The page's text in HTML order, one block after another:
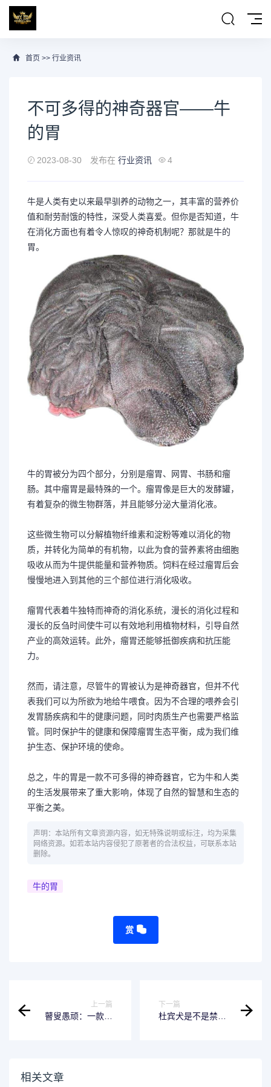
首页 >> 行业资讯
不可多得的神奇器官——牛
的胃
2023-08-30 发布在 行业资讯 4
牛是人类有史以来最早驯养的动物之一，其丰富的营养价
值和耐劳耐饿的特性，深受人类喜爱。但你是否知道，牛
在消化方面也有着令人惊叹的神奇机制呢？那就是牛的
胃。
牛的胃被分为四个部分，分别是瘤胃、网胃、书肠和瘤
肠。其中瘤胃是最特殊的一个。瘤胃像是巨大的发酵罐，
有着复杂的微生物群落，并且能够分泌大量消化液。
这些微生物可以分解植物纤维素和淀粉等难以消化的物
质，并转化为简单的有机物，以此为食的营养素将由细胞
吸收从而为牛提供能量和营养物质。饲料在经过瘤胃后会
慢慢地进入到其他的三个部位进行消化吸收。
瘤胃代表着牛独特而神奇的消化系统，漫长的消化过程和
漫长的反刍时间使牛可以有效地利用植物材料，引导自然
产业的高效运转。此外，瘤胃还能够抵御疾病和抗压能
力。
然而，请注意，尽管牛的胃被认为是神奇器官，但并不代
表我们可以为所欲为地给牛喂食。因为不合理的喂养会引
发胃肠疾病和牛的健康问题，同时肉质生产也需要严格监
管。同时保护牛的健康和保障瘤胃生态平衡，成为我们维
护生态、保护环境的使命。
总之，牛的胃是一款不可多得的神奇器官，它为牛和人类
的生活发展带来了重大影响，体现了自然的智慧和生态的
平衡之美。
声明：本站所有文章资源内容，如无特殊说明或标注，均为采集
网络资源。如若本站内容侵犯了原著者的合法权益，可联系本站
删除。
牛的胃
赏
上一篇
瞽叟愚顽：一款适
下一篇
杜宾犬是不是禁养-
相关文章